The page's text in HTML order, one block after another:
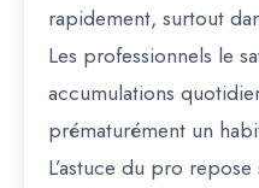
rapidement, surtout
Les professionnels le
accumulations
prématurément un
L’astuce du pro